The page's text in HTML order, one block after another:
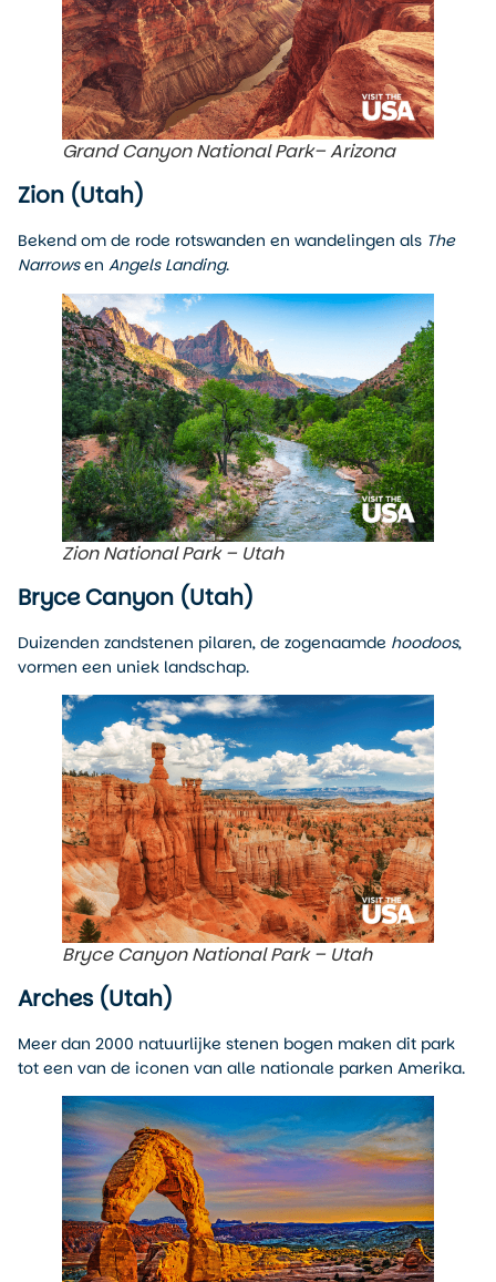
Grand Canyon National Park– Arizona
Zion (Utah)
Bekend om de rode rotswanden en wandelingen als The
Narrowsen Angels Landing.
Zion National Park – Utah
Bryce Canyon (Utah)
Duizenden zandstenen pilaren, de zogenaamde hoodoos,
vormen een uniek landschap.
Bryce Canyon National Park – Utah
Arches (Utah)
Meer dan 2000 natuurlijke stenen bogen maken dit park
tot een van de iconen van alle nationale parken Amerika.